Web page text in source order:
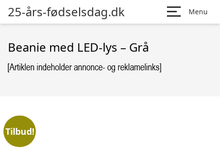
25-års-fødselsdag.dk Menu
Beanie med LED-lys – Grå
Tilbud!